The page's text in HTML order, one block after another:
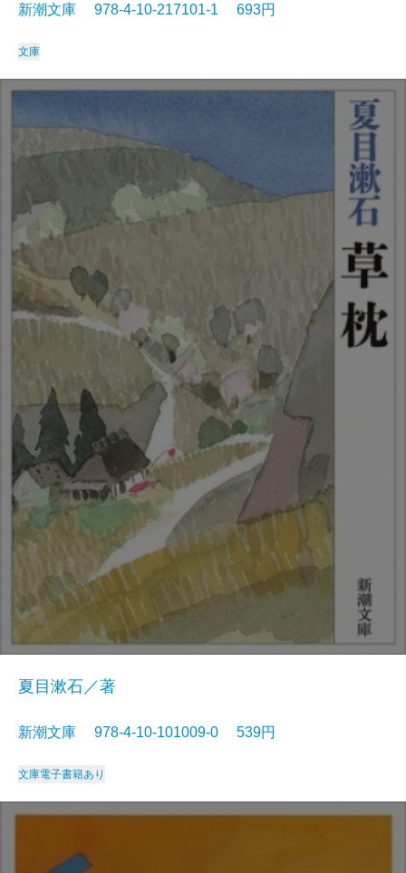
新潮文庫 978-4-10-217101-1 693円
文庫
夏目漱石／著
新潮文庫 978-4-10-101009-0 539円
文庫電子書籍あり